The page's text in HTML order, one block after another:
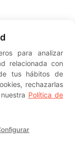
- Información sobre
y su Cantera
para analizar
relacionada con
tus hábitos de
rechazarlas
Política de